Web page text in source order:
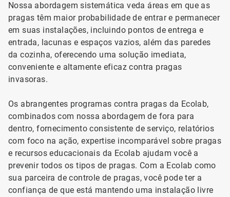
Nossa abordagem sistemática veda áreas em que as
pragas têm maior probabilidade de entrar e permanecer
em suas instalações, incluindo pontos de entrega e
entrada, lacunas e espaços vazios, além das paredes
da cozinha, oferecendo uma solução imediata,
conveniente e altamente eficaz contra pragas
invasoras.
Os abrangentes programas contra pragas da Ecolab,
combinados com nossa abordagem de fora para
dentro, fornecimento consistente de serviço, relatórios
com foco na ação, expertise incomparável sobre pragas
e recursos educacionais da Ecolab ajudam você a
prevenir todos os tipos de pragas. Com a Ecolab como
sua parceira de controle de pragas, você pode ter a
confiança de que está mantendo uma instalação livre